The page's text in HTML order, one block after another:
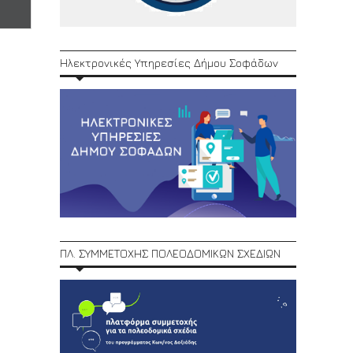
Ηλεκτρονικές Υπηρεσίες Δήμου Σοφάδων
ΠΛ. ΣΥΜΜΕΤΟΧΗΣ ΠΟΛΕΟΔΟΜΙΚΩΝ ΣΧΕΔΙΩΝ